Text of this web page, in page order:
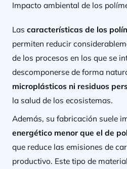
Impacto ambiental de los
Las características de los
permiten reducir
de los procesos en los que se
descomponerse de forma
microplásticos ni residuos
la salud de los ecosistemas.
Además, su fabricación suele
energético menor que el de
que reduce las emisiones de
productivo. Este tipo de